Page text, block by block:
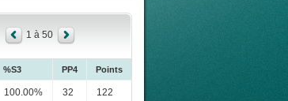
1 à 50
%S3 PP4 Points
100.00% 32 122